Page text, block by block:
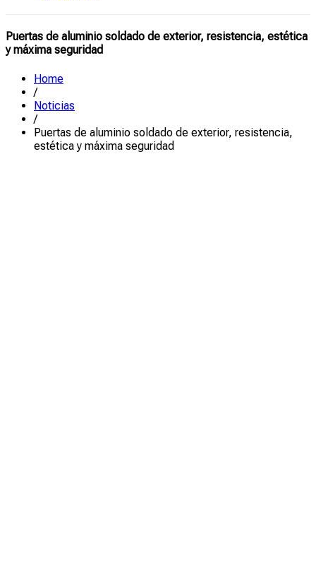
Puertas de aluminio soldado de exterior, resistencia, estética
y máxima seguridad
Home
/
Noticias
/
Puertas de aluminio soldado de exterior, resistencia,
estética y máxima seguridad